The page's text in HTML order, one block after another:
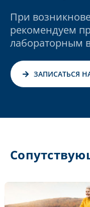
При
рекомендуем
лабораторным
ЗАПИСАТЬСЯ